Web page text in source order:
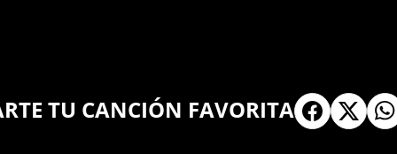
TU CANCIÓN FAVORITA